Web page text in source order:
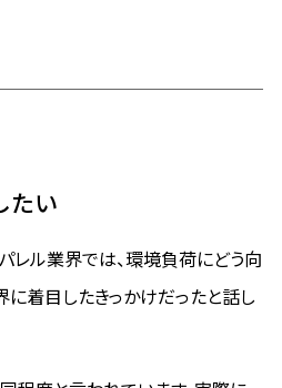
たい
レル業界では、環境負荷にどう向
に着目したきっかけだったと話し